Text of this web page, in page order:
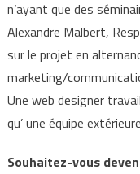
n’ayant que des
Alexandre Malbert,
sur le projet en
marketing/
Une web designer
qu’ une équipe
Souhaitez-vous